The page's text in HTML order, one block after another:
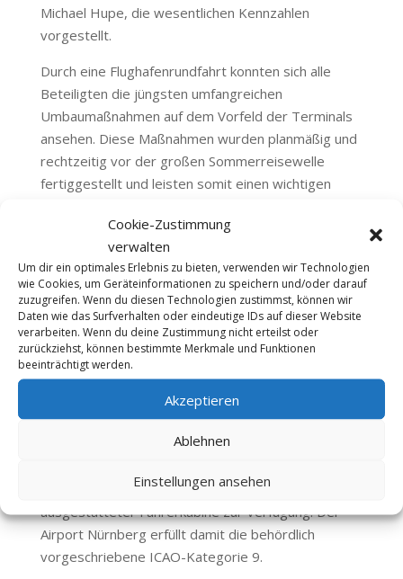
Cookie-Zustimmung
verwalten
Um dir ein optimales Erlebnis zu bieten, verwenden wir Technologien
wie Cookies, um Geräteinformationen zu speichern und/oder darauf
zuzugreifen. Wenn du diesen Technologien zustimmst, können wir
Daten wie das Surfverhalten oder eindeutige IDs auf dieser Website
verarbeiten. Wenn du deine Zustimmung nicht erteilst oder
zurückziehst, können bestimmte Merkmale und Funktionen
beeinträchtigt werden.
Akzeptieren
Ablehnen
Einstellungen ansehen
Michael Hupe, die wesentlichen Kennzahlen
vorgestellt.
Durch eine Flughafenrundfahrt konnten sich alle
Beteiligten die jüngsten umfangreichen
Umbaumaßnahmen auf dem Vorfeld der Terminals
ansehen. Diese Maßnahmen wurden planmäßig und
rechtzeitig vor der großen Sommerreisewelle
fertiggestellt und leisten somit einen wichtigen
Sommeransturms.
Ein Highlight des Besuchs war die Fahrt im
Feuerwehrsimulator. Als Fahrzeugführer konnte
Verkehrsminister Bernreiter sein Können unter
Beweis stellen, während Thomas Pirner sein Talent
als Löschkanonenbediener zeigte. In den
kommenden Tagen setzt der Airport auf neueste
Technik und tauscht die Flotte seiner
Flugfeldlöschfahrzeuge (FLF) durch drei fabrikneue
Fahrzeuge aus. Für das Training der
steht den Einsatzkräften ein Taktiksimulator mit voll
ausgestatteter Fahrerkabine zur Verfügung. Der
Airport Nürnberg erfüllt damit die behördlich
vorgeschriebene ICAO-Kategorie 9.